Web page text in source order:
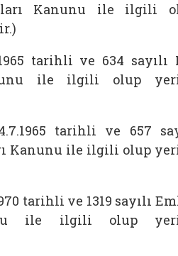
Kanunu ile ilgili
tarihli ve 634 sayılı
ile ilgili olup
tarihli ve 657
Kanunu ile ilgili olup
tarihli ve 1319 sayılı
ile ilgili olup